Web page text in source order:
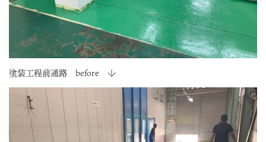
塗装工程前通路 before ↓